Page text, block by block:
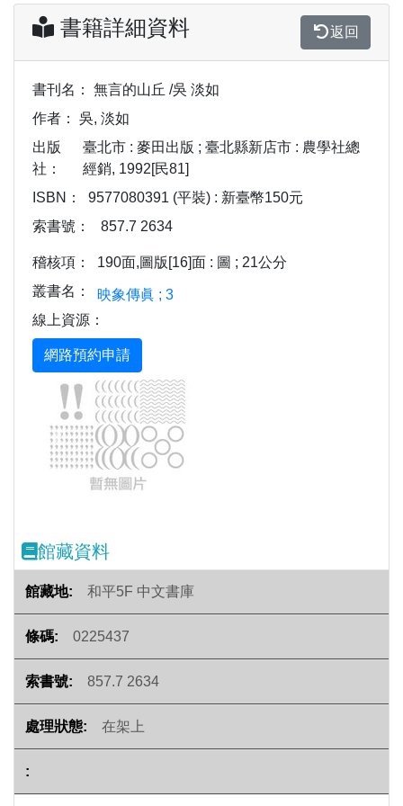
書籍詳細資料 返回
書刊名：
無言的山丘 /吳 淡如
作者：
吳, 淡如
出版
社：
臺北市 : 麥田出版 ; 臺北縣新店市 : 農學社總
經銷, 1992[民81]
ISBN：
9577080391 (平裝) : 新臺幣150元
索書號：
857.7 2634
稽核項：
190面,圖版[16]面 : 圖 ; 21公分
叢書名：
映象傳眞 ; 3
線上資源：
Previous
館藏資料
和平5F 中文書庫
0225437
857.7 2634
在架上